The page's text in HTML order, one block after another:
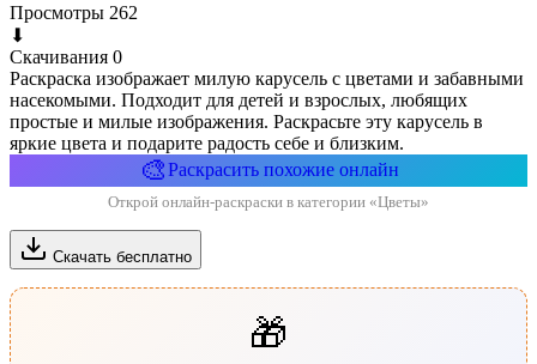
Просмотры 262
⬇
Скачивания 0
Раскраска изображает милую карусель с цветами и забавными
насекомыми. Подходит для детей и взрослых, любящих
простые и милые изображения. Раскрасьте эту карусель в
яркие цвета и подарите радость себе и близким.
🎨Раскрасить похожие онлайн
Открой онлайн-раскраски в категории «Цветы»
Скачать бесплатно
🎁